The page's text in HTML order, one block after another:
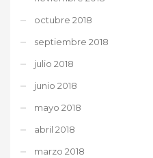
octubre 2018
septiembre 2018
julio 2018
junio 2018
mayo 2018
abril 2018
marzo 2018